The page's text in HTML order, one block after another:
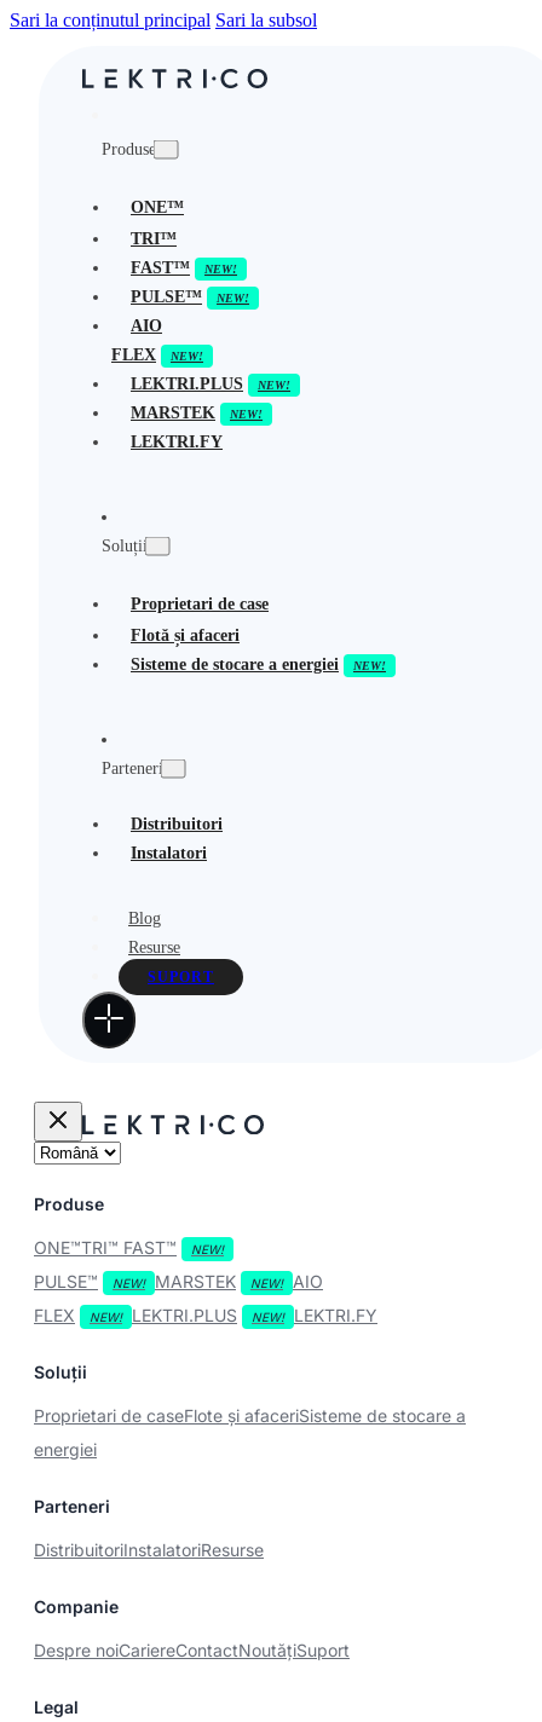
Sari la conținutul principal Sari la subsol
Produse
ONE™
TRI™
FAST™
PULSE™
AIO
FLEX
LEKTRI.PLUS
MARSTEK
LEKTRI.FY
Soluții
Proprietari de case
Flotă și afaceri
Sisteme de stocare a energiei
Parteneri
Distribuitori
Instalatori
Blog
Resurse
SUPORT
Produse
ONE™TRI™ FAST™
PULSE™
MARSTEK
AIO
FLEX
LEKTRI.PLUS LEKTRI.FY
Soluții
Proprietari de caseFlote și afaceriSisteme de stocare a
energiei
Parteneri
DistribuitoriInstalatoriResurse
Companie
Despre noiCariereContactNoutăţiSuport
Legal